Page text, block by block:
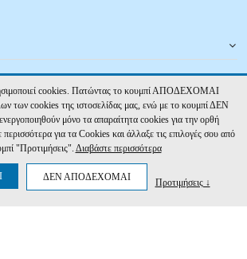
cookies. Πατώντας το κουμπί ΑΠΟΔΕΧΟΜΑΙ
των cookies της ιστοσελίδας μας, ενώ με το κουμπί ΔΕΝ
μόνο τα απαραίτητα cookies για την ορθή
για τα Cookies και άλλαξε τις επιλογές σου από
"Προτιμήσεις". Διαβάστε περισσότερα
ΔΕΝ ΑΠΟΔΕΧΟΜΑΙ Προτιμήσεις ↓